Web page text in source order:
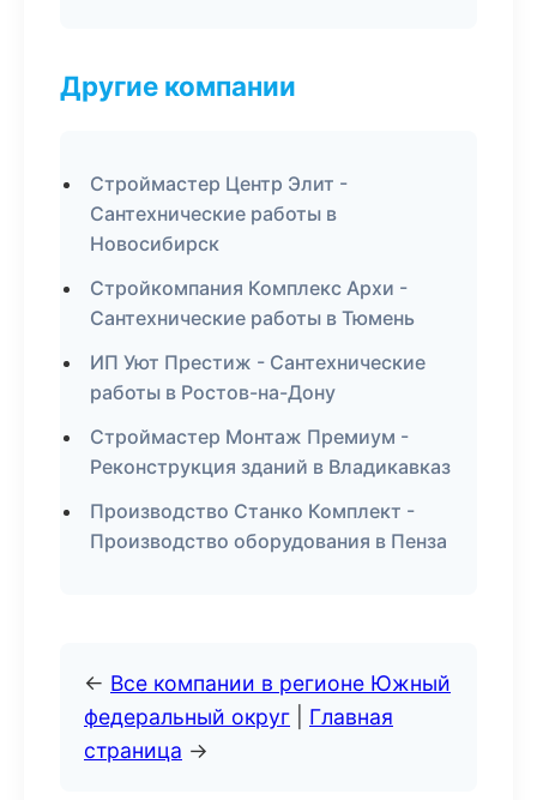
Другие компании
Строймастер Центр Элит -
Сантехнические работы в
Новосибирск
Стройкомпания Комплекс Архи -
Сантехнические работы в Тюмень
ИП Уют Престиж - Сантехнические
работы в Ростов-на-Дону
Строймастер Монтаж Премиум -
Реконструкция зданий в Владикавказ
Производство Станко Комплект -
Производство оборудования в Пенза
← Все компании в регионе Южный
федеральный округ
Главная
страница →